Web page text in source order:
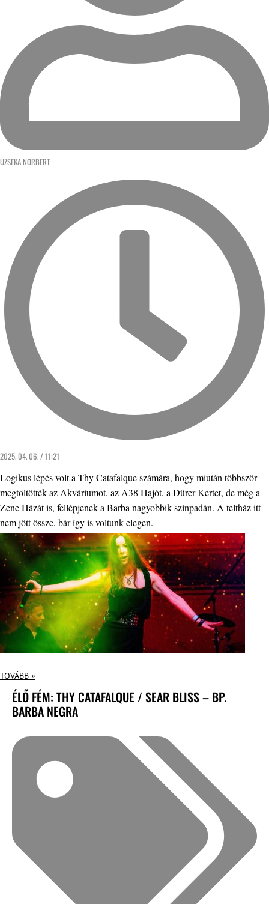
UZSEKA NORBERT
2025. 04. 06. / 11:21
Logikus lépés volt a Thy Catafalque számára, hogy miután többször
megtöltötték az Akváriumot, az A38 Hajót, a Dürer Kertet, de még a
Zene Házát is, fellépjenek a Barba nagyobbik színpadán. A teltház itt
nem jött össze, bár így is voltunk elegen.
TOVÁBB »
ÉLŐ FÉM: THY CATAFALQUE / SEAR BLISS – BP.
BARBA NEGRA